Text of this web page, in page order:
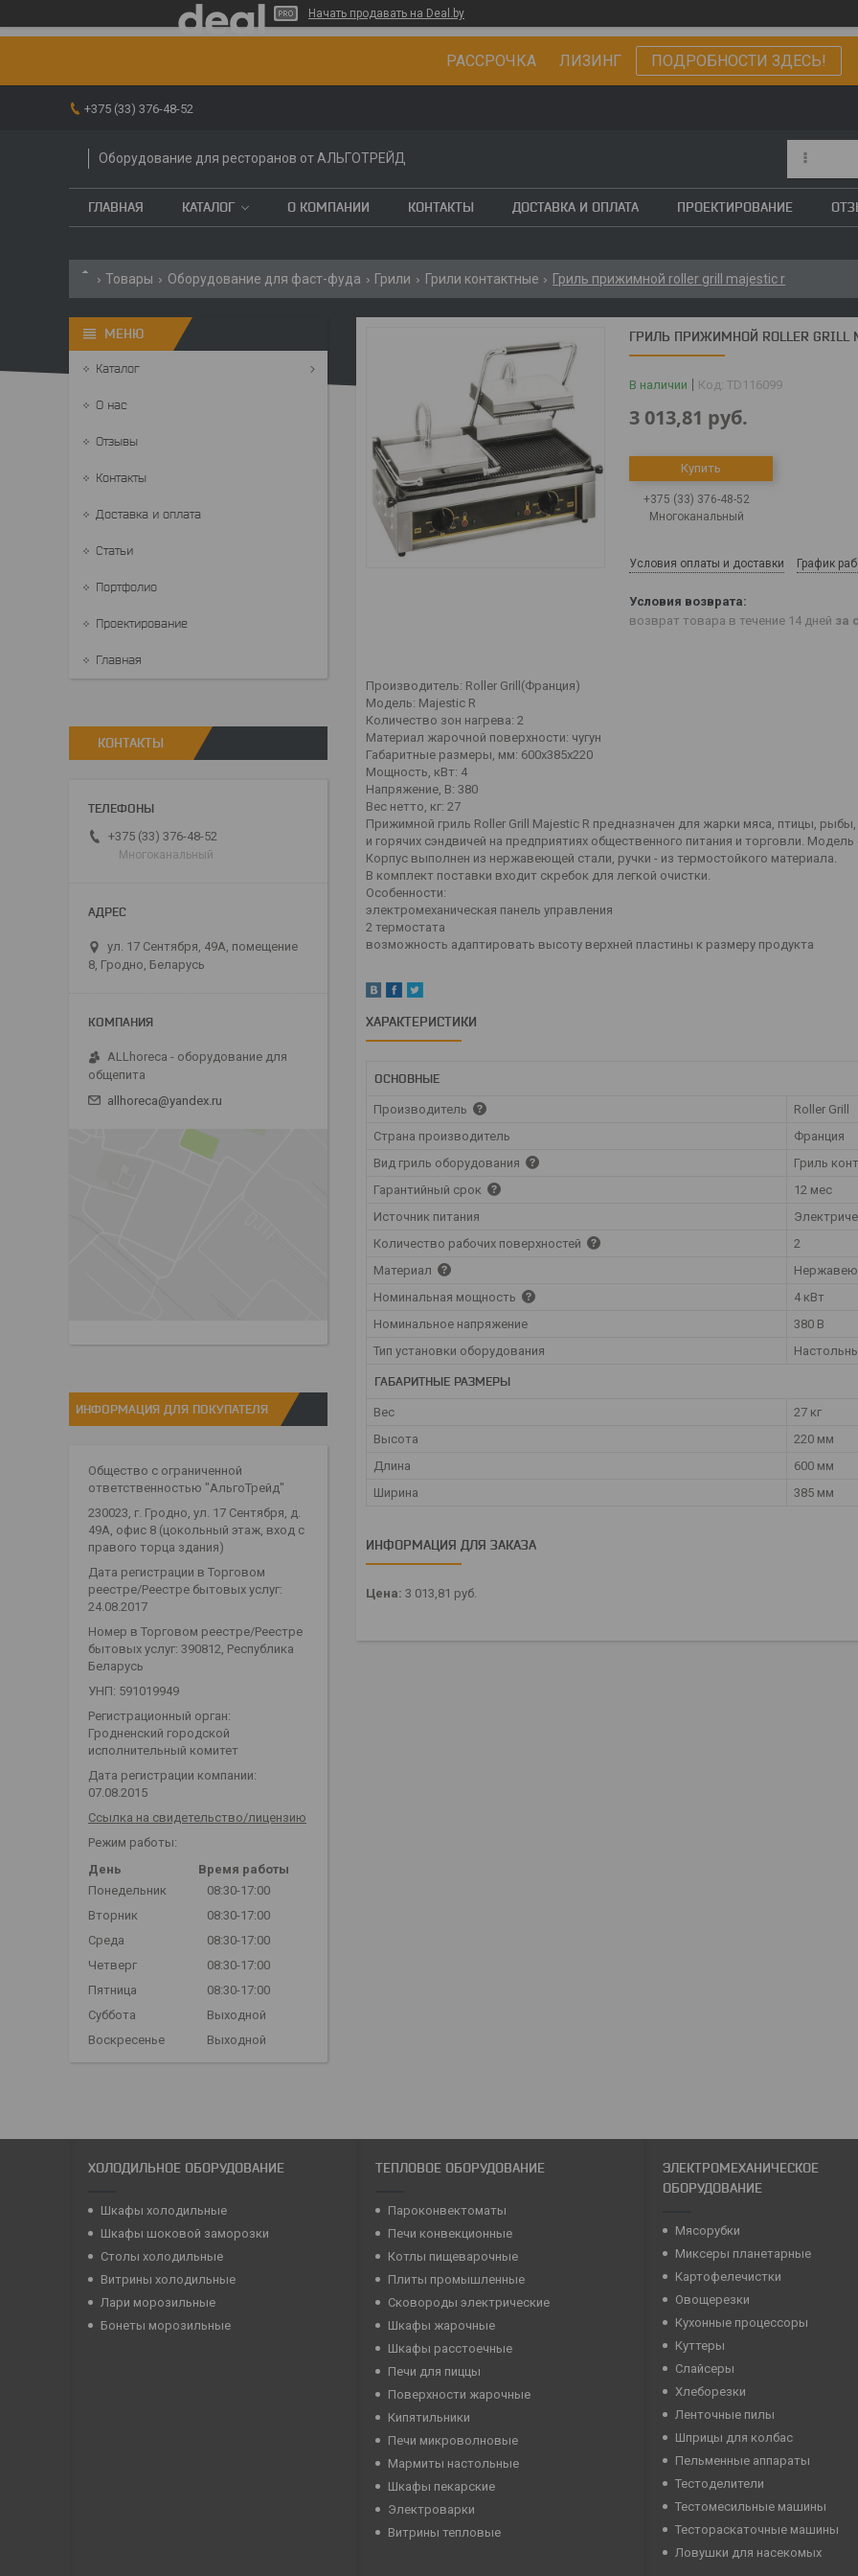
Начать продавать на Deal.by
РАССРОЧКА ЛИЗИНГ ПОДРОБНОСТИ ЗДЕСЬ!
+375 (33) 376-48-52
Оборудование для ресторанов от АЛЬГОТРЕЙД
ГЛАВНАЯ КАТАЛОГ О КОМПАНИИ КОНТАКТЫ ДОСТАВКА И ОПЛАТА ПРОЕКТИРОВАНИЕ
Товары Оборудование для фаст-фуда Грили Грили контактные Гриль прижимной roller grill majestic r
ГРИЛЬ ПРИЖИМНОЙ ROLLER GRILL
В наличии Код: TD116099
3 013,81 руб.
Купить
+375 (33) 376-48-52
Многоканальный
Условия оплаты и доставки График
возврат товара в течение 14 дней за
Производитель: Roller Grill(Франция)
Модель: Majestic R
Количество зон нагрева: 2
Материал жарочной поверхности: чугун
Габаритные размеры, мм: 600x385x220
Мощность, кВт: 4
Напряжение, В: 380
Вес нетто, кг: 27
Прижимной гриль Roller Grill Majestic R предназначен для жарки мяса, птицы,
и горячих сэндвичей на предприятиях общественного питания и торговли.
Корпус выполнен из нержавеющей стали, ручки - из термостойкого материала.
В комплект поставки входит скребок для легкой очистки.
Особенности:
электромеханическая панель управления
2 термостата
возможность адаптировать высоту верхней пластины к размеру продукта
ХАРАКТЕРИСТИКИ
ОСНОВНЫЕ
Производитель
Roller Grill
Страна производитель
Франция
Вид гриль оборудования
Гриль
Гарантийный срок
12 мес
Источник питания
Количество рабочих поверхностей
2
Материал
Номинальная мощность
4 кВт
Номинальное напряжение
380 В
Тип установки оборудования
ГАБАРИТНЫЕ РАЗМЕРЫ
Вес
27 кг
Высота
220 мм
Длина
600 мм
Ширина
385 мм
ИНФОРМАЦИЯ ДЛЯ ЗАКАЗА
Цена: 3 013,81 руб.
Каталог
О нас
Отзывы
Контакты
Доставка и оплата
Статьи
Портфолио
Проектирование
Главная
КОНТАКТЫ
+375 (33) 376-48-52
Многоканальный
ул. 17 Сентября, 49А, помещение
8, Гродно, Беларусь
ALLhoreca - оборудование для
общепита
allhoreca@yandex.ru
ИНФОРМАЦИЯ ДЛЯ ПОКУПАТЕЛЯ
Общество с ограниченной
ответственностью "АльгоТрейд"
230023, г. Гродно, ул. 17 Сентября, д.
49А, офис 8 (цокольный этаж, вход с
правого торца здания)
Дата регистрации в Торговом
реестре/Реестре бытовых услуг:
24.08.2017
Номер в Торговом реестре/Реестре
бытовых услуг: 390812, Республика
Беларусь
УНП: 591019949
Регистрационный орган:
Гродненский городской
исполнительный комитет
Дата регистрации компании:
07.08.2015
Ссылка на свидетельство/лицензию
Режим работы:
День
Время работы
Понедельник
08:30-17:00
Вторник
08:30-17:00
Среда
08:30-17:00
Четверг
08:30-17:00
Пятница
08:30-17:00
Суббота
Выходной
Воскресенье
Выходной
ХОЛОДИЛЬНОЕ ОБОРУДОВАНИЕ
Шкафы холодильные
Шкафы шоковой заморозки
Столы холодильные
Витрины холодильные
Лари морозильные
Бонеты морозильные
ТЕПЛОВОЕ ОБОРУДОВАНИЕ
Пароконвектоматы
Печи конвекционные
Котлы пищеварочные
Плиты промышленные
Сковороды электрические
Шкафы жарочные
Шкафы расстоечные
Печи для пиццы
Поверхности жарочные
Кипятильники
Печи микроволновые
Мармиты настольные
Шкафы пекарские
Электроварки
Витрины тепловые
ЭЛЕКТРОМЕХАНИЧЕСКОЕ
ОБОРУДОВАНИЕ
Мясорубки
Миксеры планетарные
Картофелечистки
Овощерезки
Кухонные процессоры
Куттеры
Слайсеры
Хлеборезки
Ленточные пилы
Шприцы для колбас
Пельменные аппараты
Тестоделители
Тестомесильные машины
Тестораскаточные машины
Ловушки для насекомых